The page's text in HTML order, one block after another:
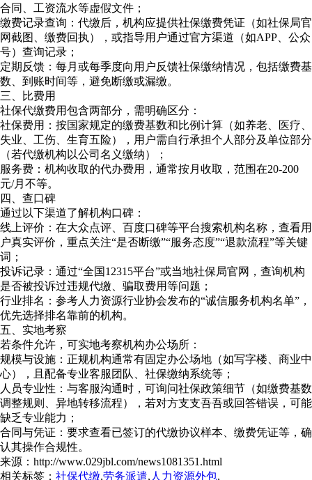
合同、工资流水等虚假文件；
‌缴费记录查询‌：代缴后，机构应提供社保缴费凭证（如社保局官
网截图、缴费回执），或指导用户通过官方渠道（如APP、公众
号）查询记录；
‌定期反馈‌：每月或每季度向用户反馈社保缴纳情况，包括缴费基
数、到账时间等，避免断缴或漏缴。
三、比费用
社保代缴费用包含两部分，需明确区分：
‌社保费用‌：按国家规定的缴费基数和比例计算（如养老、医疗、
失业、工伤、生育五险），用户需自行承担个人部分及单位部分
（若代缴机构以公司名义缴纳）；
‌服务费‌：机构收取的代办费用，通常按月收取，范围在20-200
元/月不等。
四、查口碑
通过以下渠道了解机构口碑：
‌线上评价‌：在大众点评、百度口碑等平台搜索机构名称，查看用
户真实评价，重点关注“是否断缴”“服务态度”“退款流程”等关键
词；
‌投诉记录‌：通过“全国12315平台”或当地社保局官网，查询机构
是否被投诉过违规代缴、骗取费用等问题；
‌行业排名‌：参考人力资源行业协会发布的“诚信服务机构名单”，
优先选择排名靠前的机构。
五、实地考察
若条件允许，可实地考察机构办公场所：
‌规模与设施‌：正规机构通常有固定办公场地（如写字楼、商业中
心），且配备专业客服团队、社保缴纳系统等；
‌人员专业性‌：与客服沟通时，可询问社保政策细节（如缴费基数
调整规则、异地转移流程），若对方支支吾吾或回答错误，可能
缺乏专业能力；
‌合同与凭证‌：要求查看已签订的代缴协议样本、缴费凭证等，确
认其操作合规性。
来源：http://www.029jbl.com/news1081351.html
相关标签： 社保代缴,劳务派遣, 人力资源外包,